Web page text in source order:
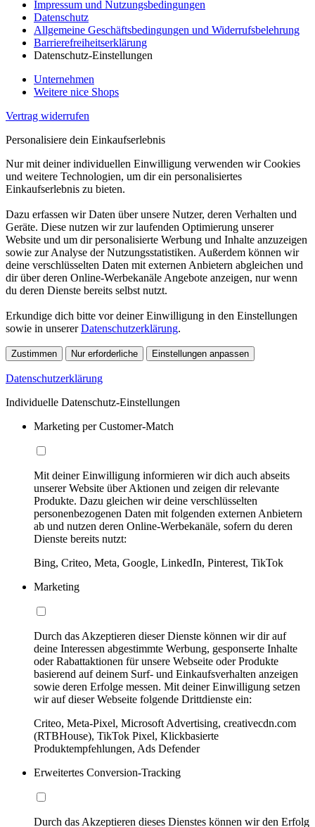
Impressum und Nutzungsbedingungen
Datenschutz
Allgemeine Geschäftsbedingungen und Widerrufsbelehrung
Barrierefreiheitserklärung
Datenschutz-Einstellungen
Unternehmen
Weitere nice Shops
Vertrag widerrufen
Personalisiere dein Einkaufserlebnis
Nur mit deiner individuellen Einwilligung verwenden wir Cookies
und weitere Technologien, um dir ein personalisiertes
Einkaufserlebnis zu bieten.
Dazu erfassen wir Daten über unsere Nutzer, deren Verhalten und
Geräte. Diese nutzen wir zur laufenden Optimierung unserer
Website und um dir personalisierte Werbung und Inhalte anzuzeigen
sowie zur Analyse der Nutzungsstatistiken. Außerdem können wir
deine verschlüsselten Daten mit externen Anbietern abgleichen und
dir über deren Online-Werbekanäle Angebote anzeigen, nur wenn
du deren Dienste bereits selbst nutzt.
Erkundige dich bitte vor deiner Einwilligung in den Einstellungen
sowie in unsererDatenschutzerklärung.
Zustimmen Nur erforderliche Einstellungen anpassen
Datenschutzerklärung
Individuelle Datenschutz-Einstellungen
Marketing per Customer-Match
Mit deiner Einwilligung informieren wir dich auch abseits
unserer Website über Aktionen und zeigen dir relevante
Produkte. Dazu gleichen wir deine verschlüsselten
personenbezogenen Daten mit folgenden externen Anbietern
ab und nutzen deren Online-Werbekanäle, sofern du deren
Dienste bereits nutzt:
Bing, Criteo, Meta, Google, LinkedIn, Pinterest, TikTok
Marketing
Durch das Akzeptieren dieser Dienste können wir dir auf
deine Interessen abgestimmte Werbung, gesponserte Inhalte
oder Rabattaktionen für unsere Webseite oder Produkte
basierend auf deinem Surf- und Einkaufsverhalten anzeigen
sowie deren Erfolge messen. Mit deiner Einwilligung setzen
wir auf dieser Webseite folgende Drittdienste ein:
Criteo, Meta-Pixel, Microsoft Advertising, creativecdn.com
(RTBHouse), TikTok Pixel, Klickbasierte
Produktempfehlungen, Ads Defender
Erweitertes Conversion-Tracking
Durch das Akzeptieren dieses Dienstes können wir den Erfolg